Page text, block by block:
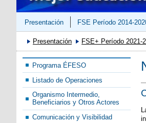
Presentación FSE Período 2014-
Presentación FSE+ Período 2021-
Programa ÉFESO
Listado de Operaciones
Organismo Intermedio,
Beneficiarios y Otros Actores
Comunicación y Visibilidad